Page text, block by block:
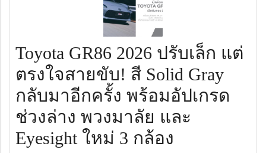
Toyota GR86 2026 ปรับเล็ก แต่
ตรงใจสายขับ! สี Solid Gray
กลับมาอีกครั้ง พร้อมอัปเกรด
ช่วงล่าง พวงมาลัย และ
Eyesight ใหม่ 3 กล้อง